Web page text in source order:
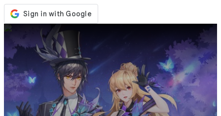
Store
Events
Updates
News
Philippines